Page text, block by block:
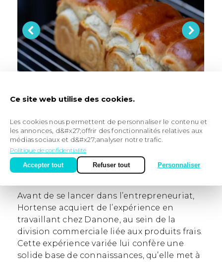
Profil de la créatrice
Hortense a suivi une double formation,
combinant une école de commerce et une
formation en pâtisserie en parallèle, lui
Avant de se lancer dans l’entrepreneuriat,
Hortense acquiert de l’expérience en
travaillant chez Danone, au sein de la
division commerciale liée aux produits frais.
Cette expérience variée lui confère une
solide base de connaissances, qu’elle met à
Ce site web utilise des cookies.
Les cookies nous permettent de personnaliser le contenu et
les annonces, d&#x27;offrir des fonctionnalités relatives aux
médias sociaux et d&#x27;analyser notre trafic.
Politique de confidentialité
Accepter tout
Refuser tout Personnaliser